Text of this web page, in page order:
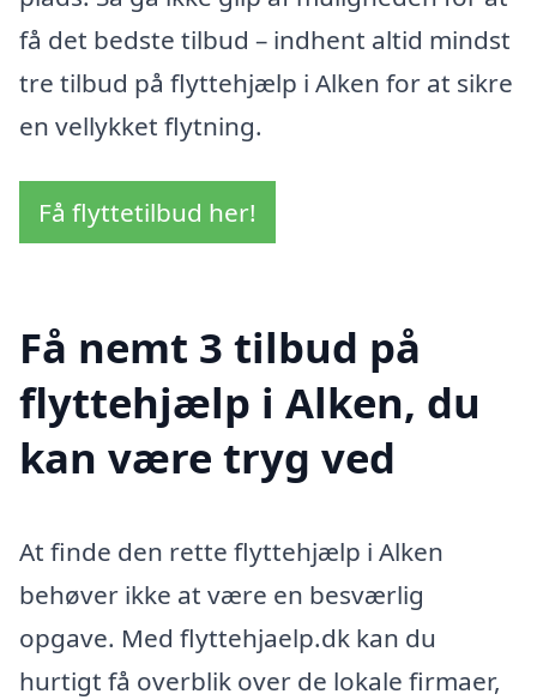
få det bedste tilbud – indhent altid mindst
tre tilbud på flyttehjælp i Alken for at sikre
en vellykket flytning.
Få flyttetilbud her!
Få nemt 3 tilbud på
flyttehjælp i Alken, du
kan være tryg ved
At finde den rette flyttehjælp i Alken
behøver ikke at være en besværlig
opgave. Med flyttehjaelp.dk kan du
hurtigt få overblik over de lokale firmaer,